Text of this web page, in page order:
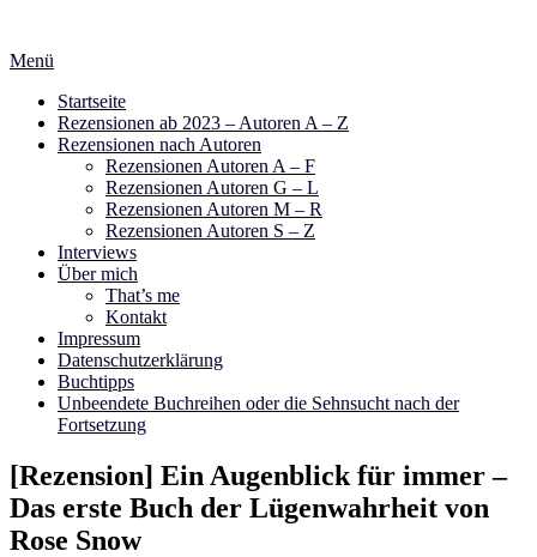
springen
Menü
Startseite
Rezensionen ab 2023 – Autoren A – Z
Rezensionen nach Autoren
Rezensionen Autoren A – F
Rezensionen Autoren G – L
Rezensionen Autoren M – R
Rezensionen Autoren S – Z
Interviews
Über mich
That’s me
Kontakt
Impressum
Datenschutzerklärung
Buchtipps
Unbeendete Buchreihen oder die Sehnsucht nach der
Fortsetzung
[Rezension] Ein Augenblick für immer –
Das erste Buch der Lügenwahrheit von
Rose Snow